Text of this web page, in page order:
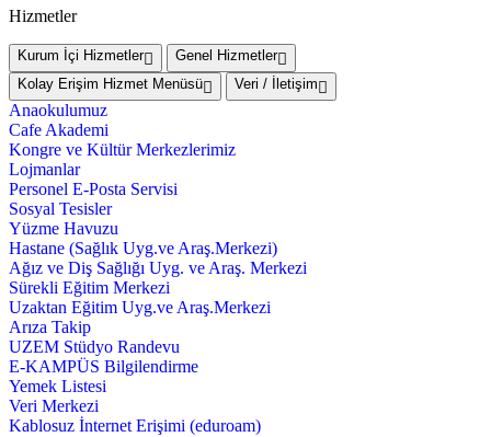
Hizmetler
Kurum İçi Hizmetler
Genel Hizmetler
Kolay Erişim Hizmet Menüsü
Veri / İletişim
Anaokulumuz
Cafe Akademi
Kongre ve Kültür Merkezlerimiz
Lojmanlar
Personel E-Posta Servisi
Sosyal Tesisler
Yüzme Havuzu
Hastane (Sağlık Uyg.ve Araş.Merkezi)
Ağız ve Diş Sağlığı Uyg. ve Araş. Merkezi
Sürekli Eğitim Merkezi
Uzaktan Eğitim Uyg.ve Araş.Merkezi
Arıza Takip
UZEM Stüdyo Randevu
E-KAMPÜS Bilgilendirme
Yemek Listesi
Veri Merkezi
Kablosuz İnternet Erişimi (eduroam)